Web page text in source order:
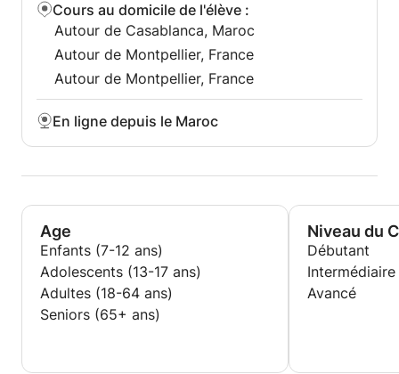
Cours au domicile de l'élève :
Autour de Casablanca, Maroc
Autour de Montpellier, France
Autour de Montpellier, France
En ligne depuis le Maroc
Age
Enfants (7-12 ans)
Adolescents (13-17 ans)
Adultes (18-64 ans)
Seniors (65+ ans)
Niveau du
Débutant
Intermédiaire
Avancé